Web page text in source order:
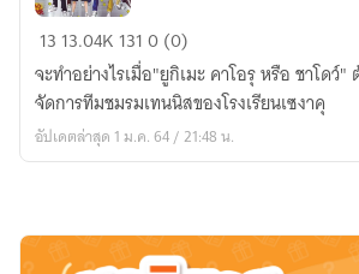
[The
prince
of
tennis]รัก
พวก
ครับ
คุณ
13 13.04K 1310 (0)
จะทำอย่างไรเมื่อ"ยูกิเมะ คาโอรุ หรือ ชาโดว์
จัดการทีมชมรมเทนนิสของโรงเรียนเซงาคุ
อัปเดตล่าสุด 1 ม.ค. 64 / 21:48 น.